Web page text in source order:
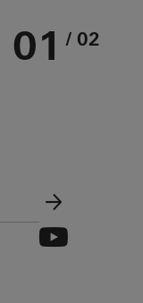
01 / 02